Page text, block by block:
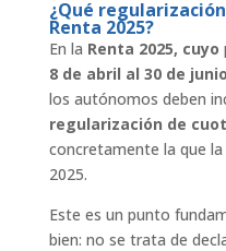
¿Qué
Renta 2025?
En la Renta 2025, cuyo
8 de abril al 30 de
los autónomos deben
regularización de
concretamente la que
2025.
Este es un punto
bien: no se trata de